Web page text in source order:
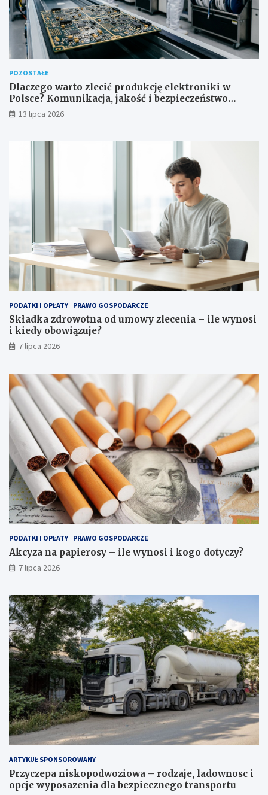
POZOSTAŁE
Dlaczego warto zlecić produkcję elektroniki w
Polsce? Komunikacja, jakość i bezpieczeństwo
dostaw
13 lipca 2026
PODATKI I OPŁATY PRAWO GOSPODARCZE
Składka zdrowotna od umowy zlecenia – ile wynosi
i kiedy obowiązuje?
7 lipca 2026
PODATKI I OPŁATY PRAWO GOSPODARCZE
Akcyza na papierosy – ile wynosi i kogo dotyczy?
7 lipca 2026
ARTYKUŁ SPONSOROWANY
Przyczepa niskopodwoziowa – rodzaje, ladownosc i
opcje wyposazenia dla bezpiecznego transportu